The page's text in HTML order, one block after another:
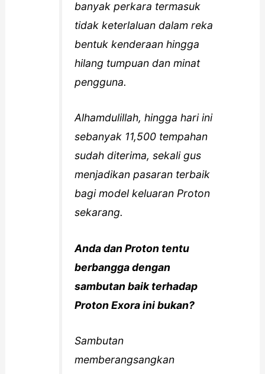
banyak perkara termasuk
tidak keterlaluan dalam reka
bentuk kenderaan hingga
hilang tumpuan dan minat
pengguna.
Alhamdulillah, hingga hari ini
sebanyak 11,500 tempahan
sudah diterima, sekali gus
menjadikan pasaran terbaik
bagi model keluaran Proton
sekarang.
Anda dan Proton tentu
berbangga dengan
sambutan baik terhadap
Proton Exora ini bukan?
Sambutan
memberangsangkan